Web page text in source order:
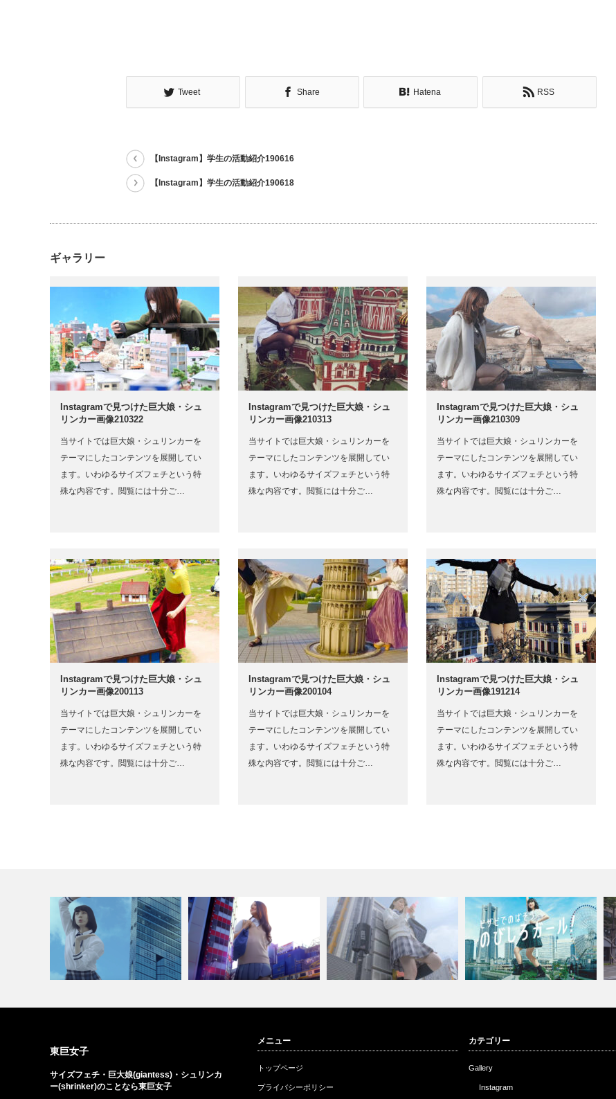
Tweet Share Hatena RSS
【Instagram】学生の活動紹介190616
【Instagram】学生の活動紹介190618
ギャラリー
Instagramで見つけた巨大娘・シュ
リンカー画像210322
当サイトでは巨大娘・シュリンカーを
テーマにしたコンテンツを展開してい
ます。いわゆるサイズフェチという特
殊な内容です。閲覧には十分ご…
Instagramで見つけた巨大娘・シュ
リンカー画像210313
当サイトでは巨大娘・シュリンカーを
テーマにしたコンテンツを展開してい
ます。いわゆるサイズフェチという特
殊な内容です。閲覧には十分ご…
Instagramで見つけた巨大娘・シュ
リンカー画像210309
当サイトでは巨大娘・シュリンカーを
テーマにしたコンテンツを展開してい
ます。いわゆるサイズフェチという特
殊な内容です。閲覧には十分ご…
Instagramで見つけた巨大娘・シュ
リンカー画像200113
当サイトでは巨大娘・シュリンカーを
テーマにしたコンテンツを展開してい
ます。いわゆるサイズフェチという特
殊な内容です。閲覧には十分ご…
Instagramで見つけた巨大娘・シュ
リンカー画像200104
当サイトでは巨大娘・シュリンカーを
テーマにしたコンテンツを展開してい
ます。いわゆるサイズフェチという特
殊な内容です。閲覧には十分ご…
Instagramで見つけた巨大娘・シュ
リンカー画像191214
当サイトでは巨大娘・シュリンカーを
テーマにしたコンテンツを展開してい
ます。いわゆるサイズフェチという特
殊な内容です。閲覧には十分ご…
YOUTUBEで見る YOUTUBEで見る YOUTUBEで見る
東巨女子
サイズフェチ・巨大娘(giantess)・シュリンカ
ー(shrinker)のことなら東巨女子
メニュー
トップページ
プライバシーポリシー
カテゴリー
Gallery
Instagram